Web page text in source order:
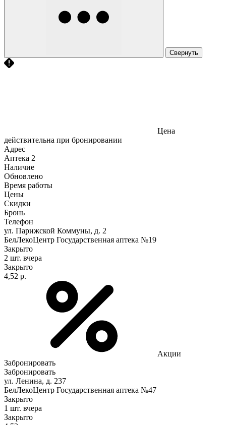
Свернуть
Цена
действительна при бронировании
Адрес
Аптека 2
Наличие
Обновлено
Время работы
Цены
Скидки
Бронь
Телефон
ул. Парижской Коммуны, д. 2
БелЛекоЦентр Государственная аптека №19
Закрыто
2 шт. вчера
Закрыто
4,52 р.
Акции
Забронировать
Забронировать
ул. Ленина, д. 237
БелЛекоЦентр Государственная аптека №47
Закрыто
1 шт. вчера
Закрыто